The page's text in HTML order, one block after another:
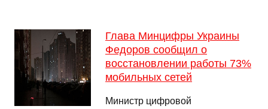
Глава Минцифры Украины
Федоров сообщил о
восстановлении работы 73%
мобильных сетей
Министр цифровой